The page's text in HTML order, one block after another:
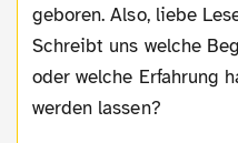
geboren. Also, liebe
Schreibt uns welche
oder welche Erfahrung
werden lassen?